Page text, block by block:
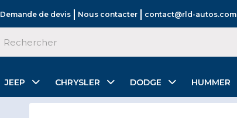
Demande de devis Nous contacter contact@rld-autos.com
JEEP CHRYSLER DODGE HUMMER